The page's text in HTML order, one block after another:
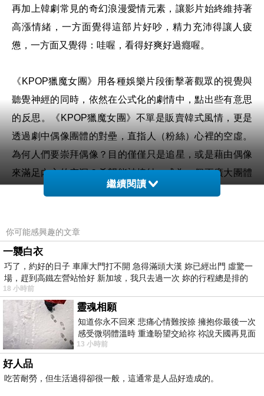
再加上韓劇常見的奇幻浪漫愛情元素，讓影片始終維持著
高漲情緒，一方面覺得這部片好吵，精力充沛得讓人疲
憊，一方面又覺得：哇喔，看得好爽好過癮喔。
《KPOP獵魔女團》用各種娛樂片段衝擊著觀眾的視覺與
聽覺神經的同時，依然在公式化的劇情中，點出些有意思
的反思。《KPOP獵魔女團》不單是販賣韓式風情，更是
透過劇中偶像團體的對壘，直指人（粉絲）心裡的空虛。
為何人們要崇拜偶像？目的僅僅只是追星，或是藉由偶像
來滿足內心的空洞？希望能被接納，成為一個更廣大團體
的一員，而不再感覺孤單？《KPOP獵魔女團》用流行文
透過一場由魔鬼誘發的信心危機，迫使人們直視自身的問
題，並且在尋求他人認同的路上，找到對自我的肯定。
《KPOP獵魔女團》完全值得上大銀幕，可惜，它是串流
電影，片中朗朗上口的 KPOP 歌曲、炫目的動畫演唱會，
都只能在小螢幕上觀賞...
最後，（一）雖然男團是惡魔組成的，女團是要拯救世
界。但...我覺得男團比女團還要有魅力耶，哈哈哈哈！
繼續閱讀
你可能感興趣的文章
一襲白衣
巧了，約好的日子 車庫大門打不開 急得滿頭大漢 妳已經出門 虛驚一
場，趕到高鐵左營站恰好 新加坡，我只去過一次 妳的行程總是排的
18 小時前
靈魂相願
知道你永不回來 悲痛心情難按捺 擁抱你最後一次
感受微弱體溫時 重逢盼望交給祢 祢說天國再見面
此刻忍淚說別離 他日靈魂再
13 小時前
好人品
吃苦耐勞，但生活過得卻很一般，這通常是人品好造成的。